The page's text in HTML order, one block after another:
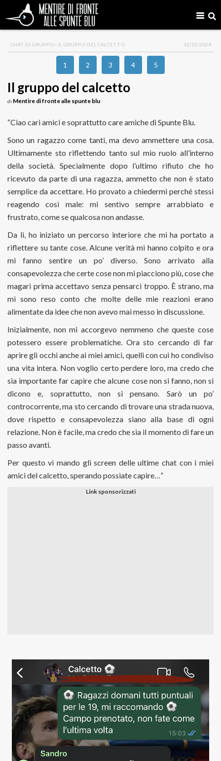
CHAT DI GRUPPO> IL GRUPPO DEL CALCETTO 12/12/2024
1 2 3 4 5
Il gruppo del calcetto
di Mentire di fronte alle spunte blu
“Ciao cari amici e soprattutto care amiche di Spunte Blu.
Sono un ragazzo come tanti, ma devo ammettere una cosa.
Ultimamente sto riflettendo tanto sul mio ruolo all’interno
della società. Specialmente dopo l’ultimo rifiuto che ho
ricevuto da parte di una ragazza, ammetto che non è stato
semplice da accettare. Ho provato a chiedermi perché stessi
reagendo così male: mi sentivo sempre arrabbiato e
frustrato, come se qualcosa non andasse.
Da lì, ho iniziato un percorso interiore che mi ha portato a
riflettere su tante cose. Alcune verità mi hanno colpito e ora
mi fanno sentire un po’ diverso. Sono arrivato alla
consapevolezza che certe cose non mi piacciono più, cose che
magari prima accettavo senza pensarci troppo. È strano, ma
mi sono reso conto che molte delle mie reazioni erano
alimentate da idee che non avevo mai messo in discussione.
Inizialmente, non mi accorgevo nemmeno che queste cose
potessero essere problematiche. Ora sto cercando di far
aprire gli occhi anche ai miei amici, quelli con cui ho condiviso
una vita intera. Non voglio certo perdere loro, ma credo che
sia importante far capire che alcune cose non si fanno, non si
dicono e, soprattutto, non si pensano. Sarò un po’
controcorrente, ma sto cercando di trovare una strada nuova,
dove rispetto e consapevolezza siano alla base di ogni
relazione. Non è facile, ma credo che sia il momento di fare un
passo avanti.
Per questo vi mando gli screen delle ultime chat con i miei
amici del calcetto, sperando possiate capire…”